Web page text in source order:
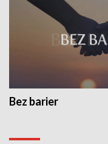
Bez barier